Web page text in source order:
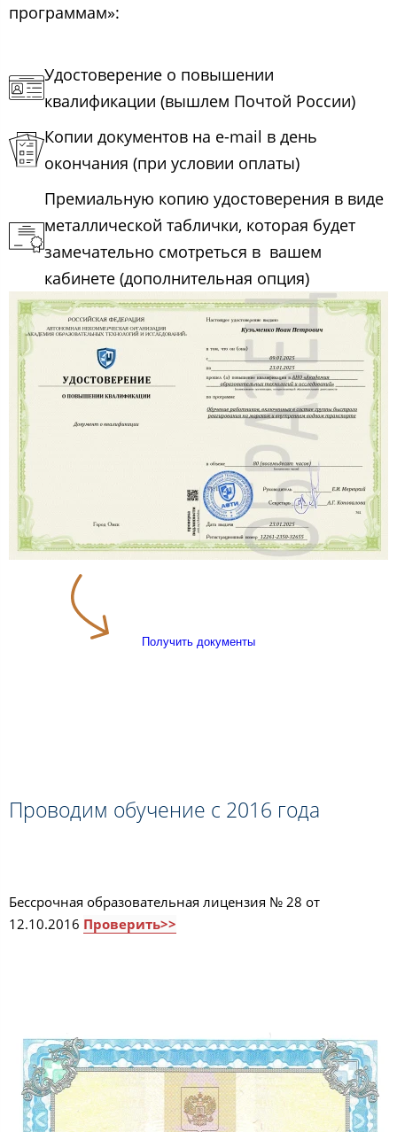
программам»:
Удостоверение о повышении
квалификации (вышлем Почтой России)
Копии документов на e-mail в день
окончания (при условии оплаты)
Премиальную копию удостоверения в виде
металлической таблички, которая будет
замечательно смотреться в вашем
кабинете (дополнительная опция)
Получить документы
Проводим обучение с 2016 года
Бессрочная образовательная лицензия № 28 от
12.10.2016 Проверить>>